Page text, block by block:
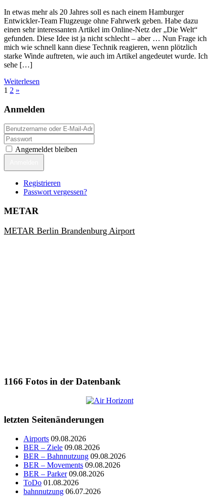
In etwas mehr als 20 Jahres soll es nach einem Hamburger
Entwickler-Team Flugzeuge ohne Fahrwerk geben. Habe dazu
einen sehr interessanten Artikel im Online-Netz der „Die Welt“
gefunden. Diese Idee ist ja nicht schlecht – aber … Nun Frage ich
mich wie schnell kann diese Technik reagieren, wenn plötzlich
starke Winde auftreten, wie auch im Artikel angedeutet wurde. Ich
sehe […]
Weiterlesen
1 2 »
Anmelden
Angemeldet bleiben
Registrieren
Passwort vergessen?
METAR
METAR Berlin Brandenburg Airport
1166 Fotos in der Datenbank
letzten Seitenänderungen
Airports 09.08.2026
BER – Ziele 09.08.2026
BER – Bahnnutzung 09.08.2026
BER – Movements 09.08.2026
BER – Parker 09.08.2026
ToDo 01.08.2026
bahnnutzung 06.07.2026